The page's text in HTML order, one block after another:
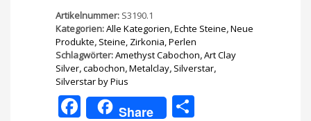
Stk.
Menge
Artikelnummer: S3190.1
Kategorien:Alle Kategorien,Echte Steine,Neue
Produkte, Steine, Zirkonia, Perlen
Schlagwörter:Amethyst Cabochon,Art Clay
Silver,cabochon,Metalclay, Silverstar,
Silverstar by Pius
Facebook
Share